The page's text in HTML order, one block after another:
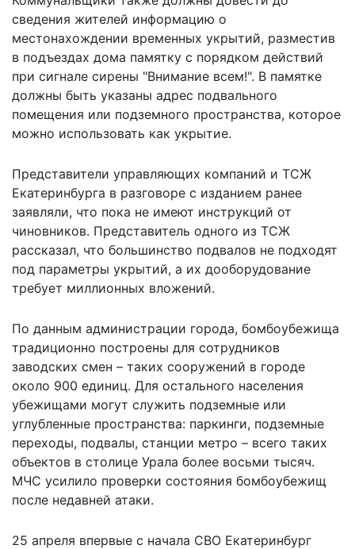
сведения жителей информацию о
местонахождении временных укрытий, разместив
в подъездах дома памятку с порядком действий
при сигнале сирены "Внимание всем!". В памятке
должны быть указаны адрес подвального
помещения или подземного пространства, которое
можно использовать как укрытие.
Представители управляющих компаний и ТСЖ
Екатеринбурга в разговоре с изданием ранее
заявляли, что пока не имеют инструкций от
чиновников. Представитель одного из ТСЖ
рассказал, что большинство подвалов не подходят
под параметры укрытий, а их дооборудование
требует миллионных вложений.
По данным администрации города, бомбоубежища
традиционно построены для сотрудников
заводских смен – таких сооружений в городе
около 900 единиц. Для остального населения
убежищами могут служить подземные или
углубленные пространства: паркинги, подземные
переходы, подвалы, станции метро – всего таких
объектов в столице Урала более восьми тысяч.
МЧС усилило проверки состояния бомбоубежищ
после недавней атаки.
25 апреля впервые с начала СВО Екатеринбург